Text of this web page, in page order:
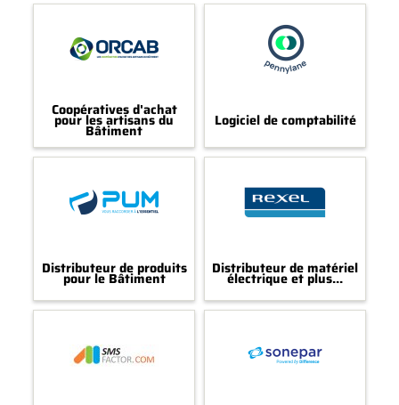
Coopératives d'achat
pour les artisans du
Bâtiment
Logiciel de comptabilité
Distributeur de produits
pour le Bâtiment
Distributeur de matériel
électrique et plus...